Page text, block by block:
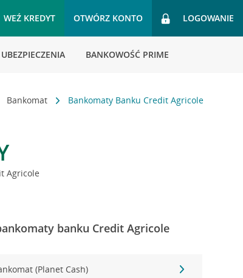
WEŹ KREDYT OTWÓRZ KONTO LOGOWANIE
UBEZPIECZENIA BANKOWOŚĆ PRIME
Bankomat Bankomaty Banku Credit Agricole
Agricole
banku Credit Agricole
(Planet Cash)